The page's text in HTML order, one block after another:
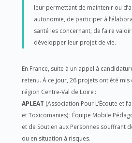
leur permettant de maintenir ou
autonomie, de participer à
santé les concernant, de faire
développer leur projet de vie.
En France, suite à un appel à
retenu. À ce jour, 26 projets ont été
région Centre-Val de Loire :
APLEAT (Association Pour L’Écoute et
et Toxicomanies) : Équipe Mobile
et de Soutien aux Personnes souffrant
ou en situation à risques.